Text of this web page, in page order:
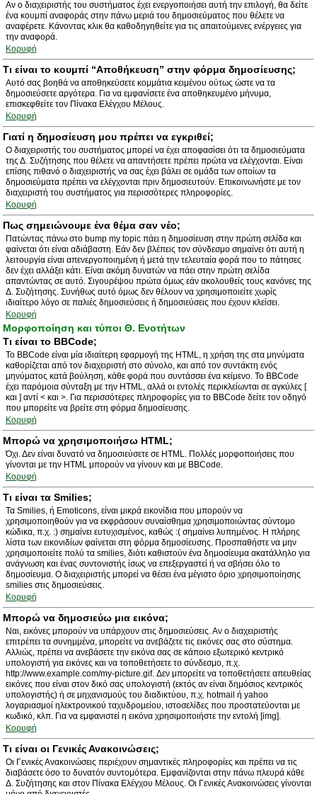
Αν ο διαχειριστής του συστήματος έχει ενεργοποιήσει αυτή την επιλογή, θα δείτε
ένα κουμπί αναφοράς στην πάνω μεριά του δημοσιεύματος που θέλετε να
αναφέρετε. Κάνοντας κλικ θα καθοδηγηθείτε για τις απαιτούμενες ενέργειες για
την αναφορά.
Κορυφή
Τι είναι το κουμπί “Αποθήκευση” στην φόρμα δημοσίευσης;
Αυτό σας βοηθά να αποθηκεύσετε κομμάτια κειμένου ούτως ώστε να τα
δημοσιεύσετε αργότερα. Για να εμφανίσετε ένα αποθηκευμένο μήνυμα,
επισκεφθείτε τον Πίνακα Ελέγχου Μέλους.
Κορυφή
Γιατί η δημοσίευση μου πρέπει να εγκριθεί;
Ο διαχειριστής του συστήματος μπορεί να έχει αποφασίσει ότι τα δημοσιεύματα
της Δ. Συζήτησης που θέλετε να απαντήσετε πρέπει πρώτα να ελέγχονται. Είναι
επίσης πιθανό ο διαχειριστής να σας έχει βάλει σε ομάδα των οποίων τα
δημοσιεύματα πρέπει να ελέγχονται πριν δημοσιευτούν. Επικοινωνήστε με τον
διαχειριστή του συστήματος για περισσότερες πληροφορίες.
Κορυφή
Πως σημειώνουμε ένα θέμα σαν νέο;
Πατώντας πάνω στο bump my topic πάει η δημοσίευση στην πρώτη σελίδα και
φαίνεται ότι είναι αδιάβαστη. Εάν δεν βλέπεις τον σύνδεσμο σημαίνει ότι αυτή η
λειτουργία είναι απενεργοποιημένη ή μετά την τελευταία φορά που το πάτησες
δεν έχει αλλάξει κάτι. Είναι ακόμη δυνατών να πάει στην πρώτη σελίδα
απαντώντας σε αυτό. Σιγουρέψου πρώτα όμως εάν ακολουθείς τους κανόνες της
Δ. Συζήτησης. Συνήθως αυτό όμως δεν θέλουν να χρησιμοποιείτε χωρίς
ιδιαίτερο λόγο σε παλιές δημοσιεύσεις ή δημοσιεύσεις που έχουν κλείσει.
Κορυφή
Μορφοποίηση και τύποι Θ. Ενοτήτων
Τι είναι το BBCode;
Το BBCode είναι μία ιδιαίτερη εφαρμογή της HTML, η χρήση της στα μηνύματα
καθορίζεται από τον διαχειριστή στο σύνολο, και από τον συντάκτη ενός
μηνύματος κατά βούληση, κάθε φορά που συντάσσει ένα κείμενο. Το BBCode
έχει παρόμοια σύνταξη με την HTML, αλλά οι εντολές περικλείωνται σε αγκύλες [
και ] αντί < και >. Για περισσότερες πληροφορίες για το BBCode δείτε τον οδηγό
που μπορείτε να βρείτε στη φόρμα δημοσίευσης.
Κορυφή
Μπορώ να χρησιμοποιήσω HTML;
Όχι. Δεν είναι δυνατό να δημοσιεύσετε σε HTML. Πολλές μορφοποιήσεις που
γίνονται με την HTML μπορούν να γίνουν και με BBCode.
Κορυφή
Τι είναι τα Smilies;
Τα Smilies, ή Emoticons, είναι μικρά εικονίδια που μπορούν να
χρησιμοποιηθούν για να εκφράσουν συναίσθημα χρησιμοποιώντας σύντομο
κώδικα, π.χ. :) σημαίνει ευτυχισμένος, καθώς :( σημαίνει λυπημένος. Η πλήρης
λίστα των εικονιδίων φαίνεται στη φόρμα δημοσίευσης. Προσπαθήστε να μην
χρησιμοποιείτε πολύ τα smilies, διότι καθιστούν ένα δημοσίευμα ακατάλληλο για
ανάγνωση και ένας συντονιστής ίσως να επεξεργαστεί ή να σβήσει όλο το
δημοσίευμα. Ο διαχειριστής μπορεί να θέσει ένα μέγιστο όριο χρησιμοποίησης
smilies στις δημοσιεύσεις.
Κορυφή
Μπορώ να δημοσιεύω μια εικόνα;
Ναι, εικόνες μπορούν να υπάρχουν στις δημοσιεύσεις. Αν ο διαχειριστής
επιτρέπει τα συνημμένα, μπορείτε να ανεβάζετε τις εικόνες σας στο σύστημα.
Αλλιώς, πρέπει να ανεβάσετε την εικόνα σας σε κάποιο εξωτερικό κεντρικό
υπολογιστή για εικόνες και να τοποθετήσετε το σύνδεσμο, π.χ.
http://www.example.com/my-picture.gif. Δεν μπορείτε να τοποθετήσετε απευθείας
εικόνες που είναι στον δικό σας υπολογιστή (εκτός αν είναι δημόσιος κεντρικός
υπολογιστής) ή σε μηχανισμούς του διαδικτύου, π.χ. hotmail ή yahoo
λογαριασμοί ηλεκτρονικού ταχυδρομείου, ιστοσελίδες που προστατεύονται με
κωδικό, κλπ. Για να εμφανιστεί η εικόνα χρησιμοποιήστε την εντολή [img].
Κορυφή
Τι είναι οι Γενικές Ανακοινώσεις;
Οι Γενικές Ανακοινώσεις περιέχουν σημαντικές πληροφορίες και πρέπει να τις
διαβάσετε όσο το δυνατόν συντομότερα. Εμφανίζονται στην πάνω πλευρά κάθε
Δ. Συζήτησης και στον Πίνακα Ελέγχου Μέλους. Οι Γενικές Ανακοινώσεις γίνονται